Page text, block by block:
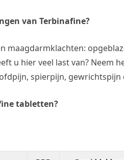
van Terbinafine?
maagdarmklachten:
u hier veel last van? Neem
spierpijn, gewrichtspijn
tabletten?